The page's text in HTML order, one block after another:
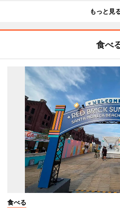
もっと見
食べ
食べる